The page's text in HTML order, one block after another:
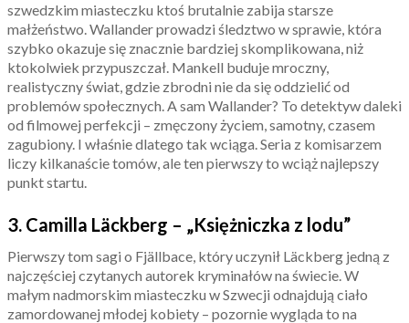
szwedzkim miasteczku ktoś brutalnie zabija starsze
małżeństwo. Wallander prowadzi śledztwo w sprawie, która
szybko okazuje się znacznie bardziej skomplikowana, niż
ktokolwiek przypuszczał. Mankell buduje mroczny,
realistyczny świat, gdzie zbrodni nie da się oddzielić od
problemów społecznych. A sam Wallander? To detektyw daleki
od filmowej perfekcji – zmęczony życiem, samotny, czasem
zagubiony. I właśnie dlatego tak wciąga. Seria z komisarzem
liczy kilkanaście tomów, ale ten pierwszy to wciąż najlepszy
punkt startu.
3. Camilla Läckberg – „Księżniczka z lodu”
Pierwszy tom sagi o Fjällbace, który uczynił Läckberg jedną z
najczęściej czytanych autorek kryminałów na świecie. W
małym nadmorskim miasteczku w Szwecji odnajdują ciało
zamordowanej młodej kobiety – pozornie wygląda to na